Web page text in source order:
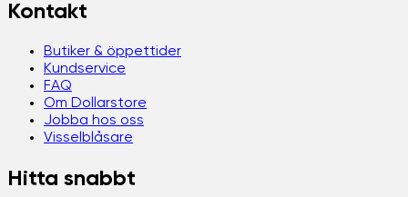
Kontakt
Butiker & öppettider
Kundservice
FAQ
Om Dollarstore
Jobba hos oss
Visselblåsare
Hitta snabbt